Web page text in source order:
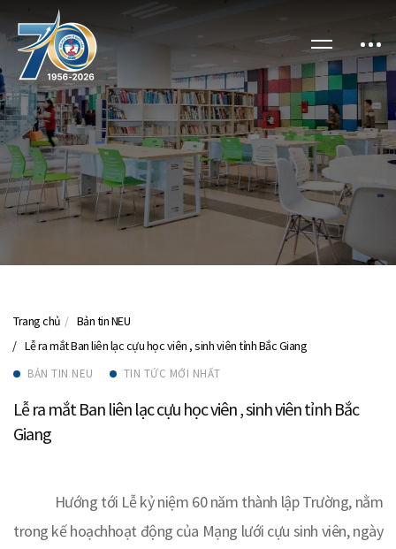
Trang chủ
Bản tin NEU
Lễ ra mắt Ban liên lạc cựu học viên , sinh viên tỉnh Bắc Giang
BẢN TIN NEU TIN TỨC MỚI NHẤT
Lễ ra mắt Ban liên lạc cựu học viên , sinh viên tỉnh Bắc
Giang
Hướng tới Lễ kỷ niệm 60 năm thành lập Trường, nằm
trong kế hoạchhoạt động của Mạng lưới cựu sinh viên, ngày